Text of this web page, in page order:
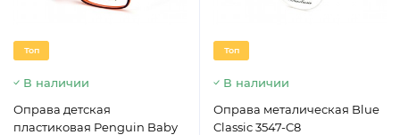
Топ
В наличии
Оправа детская
пластиковая Penguin Baby
Топ
В наличии
Оправа металическая Blue
Classic 3547-C8